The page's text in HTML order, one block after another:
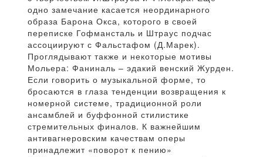
одно замечание касается неординарного
образа Барона Окса, которого в своей
переписке Гофмансталь и Штраус подчас
ассоциируют с Фальстафом (Д.Марек).
Проглядывают также и некоторые мотивы
Мольера: Фаниналь – эдакий венский Журден.
Если говорить о музыкальной форме, то
бросаются в глаза тенденции возвращения к
номерной системе, традиционной роли
ансамблей и буффонной стилистике
стремительных финалов. К важнейшим
антивагнеровским качествам оперы
принадлежит «поворот к пению»